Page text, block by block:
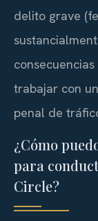
delito grave
trabajar con
penal de
¿Cómo
para
Circle?